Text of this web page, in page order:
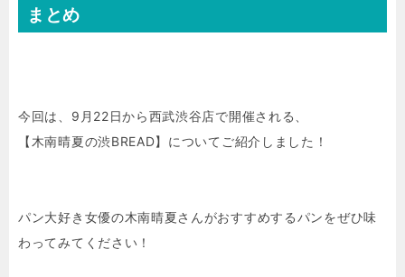
まとめ
今回は、9月22日から西武渋谷店で開催される、
【木南晴夏の渋BREAD】についてご紹介しました！
パン大好き女優の木南晴夏さんがおすすめするパンをぜひ味
わってみてください！